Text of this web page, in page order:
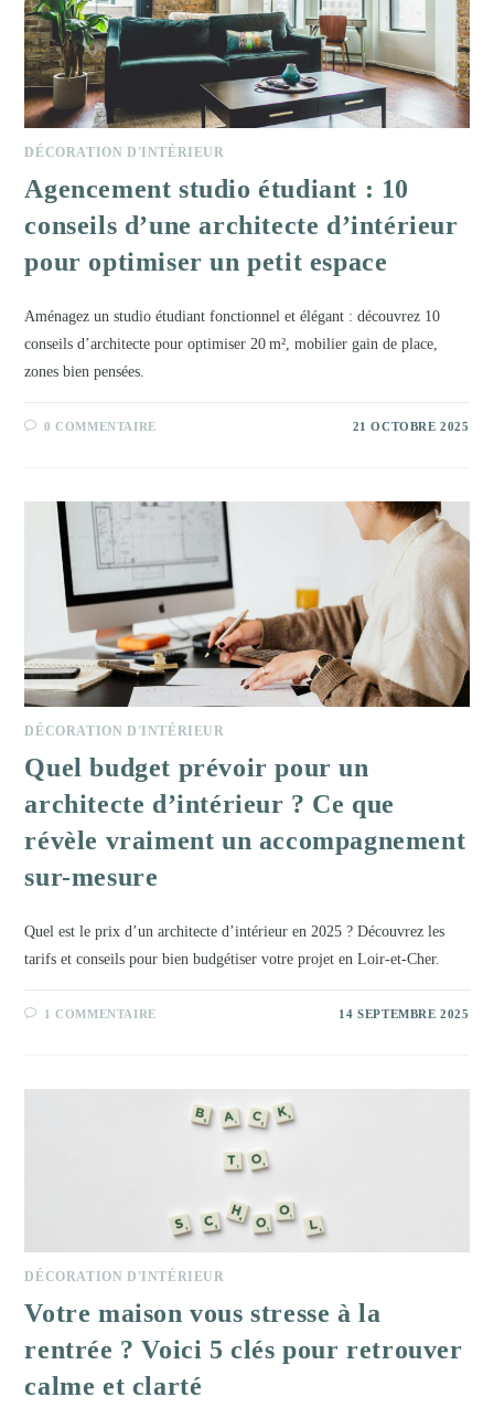
DÉCORATION D'INTÉRIEUR
Agencement studio étudiant : 10
conseils d’une architecte d’intérieur
pour optimiser un petit espace
Aménagez un studio étudiant fonctionnel et élégant : découvrez 10
conseils d’architecte pour optimiser 20 m², mobilier gain de place,
zones bien pensées.
0 COMMENTAIRE 21 OCTOBRE 2025
DÉCORATION D'INTÉRIEUR
Quel budget prévoir pour un
architecte d’intérieur ? Ce que
révèle vraiment un accompagnement
sur-mesure
Quel est le prix d’un architecte d’intérieur en 2025 ? Découvrez les
tarifs et conseils pour bien budgétiser votre projet en Loir-et-Cher.
1 COMMENTAIRE 14 SEPTEMBRE 2025
DÉCORATION D'INTÉRIEUR
Votre maison vous stresse à la
rentrée ? Voici 5 clés pour retrouver
calme et clarté